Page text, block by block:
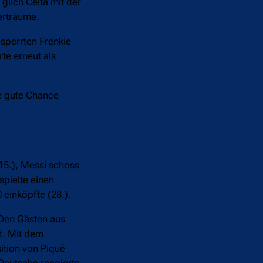
Frenkie
erneut als
gute Chance
Messi schoss
einen
einköpfte (28.).
Gästen aus
Mit dem
von Piqué